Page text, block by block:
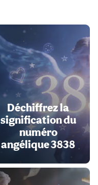
Déchiffrez la
signification du
numéro
angélique 3838